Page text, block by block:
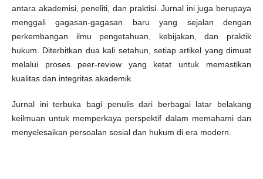
antara akademisi, peneliti, dan praktisi. Jurnal ini juga berupaya
menggali gagasan-gagasan baru yang sejalan dengan
perkembangan ilmu pengetahuan, kebijakan, dan praktik
hukum. Diterbitkan dua kali setahun, setiap artikel yang dimuat
melalui proses peer-review yang ketat untuk memastikan
kualitas dan integritas akademik.
Jurnal ini terbuka bagi penulis dari berbagai latar belakang
keilmuan untuk memperkaya perspektif dalam memahami dan
menyelesaikan persoalan sosial dan hukum di era modern.